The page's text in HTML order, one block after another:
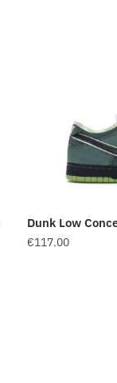
Dunk Low
€117.00